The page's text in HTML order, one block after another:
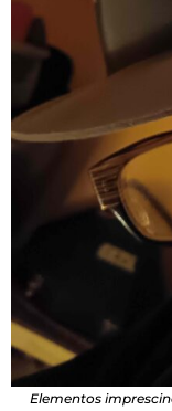
Elementos